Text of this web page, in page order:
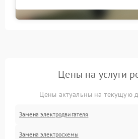
Цены на услуги
Цены актуальны на текущую
Замена электродвигателя
Замена электросхемы